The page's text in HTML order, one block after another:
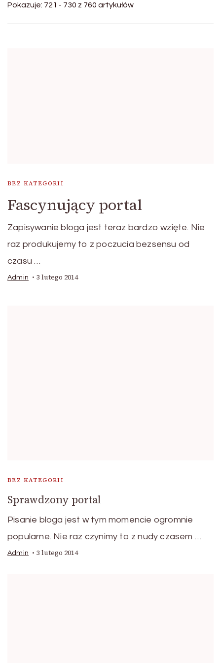
Pokazuje: 721 - 730 z 760 artykułów
BEZ KATEGORII
Fascynujący portal
Zapisywanie bloga jest teraz bardzo wzięte. Nie
raz produkujemy to z poczucia bezsensu od
czasu …
Admin 3 lutego 2014
BEZ KATEGORII
Sprawdzony portal
Pisanie bloga jest w tym momencie ogromnie
popularne. Nie raz czynimy to z nudy czasem …
Admin 3 lutego 2014